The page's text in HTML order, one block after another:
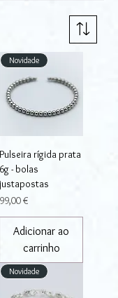
Novidade
Pulseira rígida prata
6g - bolas
justapostas
Preço
99,00 €
Adicionar ao
carrinho
Novidade